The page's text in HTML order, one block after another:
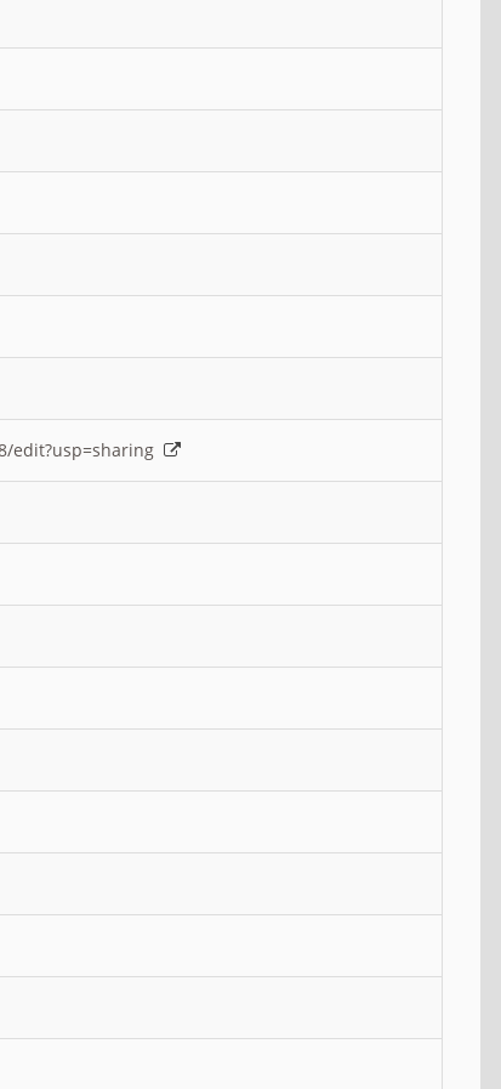
edit?usp=sharing